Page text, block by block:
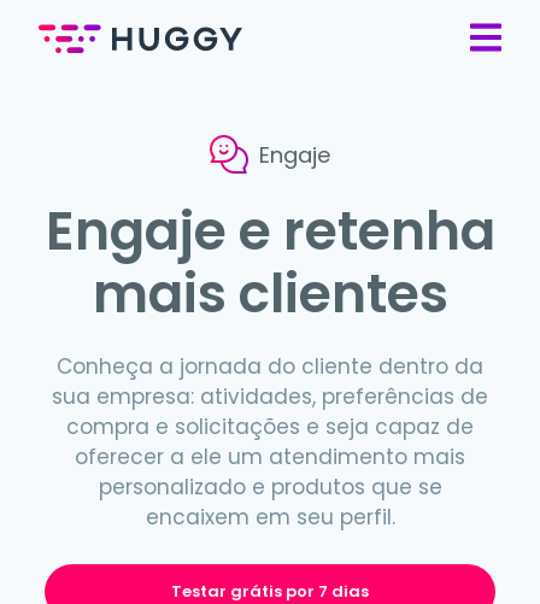
Engaje
Engaje e retenha
mais clientes
Conheça a jornada do cliente dentro da
sua empresa: atividades, preferências de
compra e solicitações e seja capaz de
oferecer a ele um atendimento mais
personalizado e produtos que se
encaixem em seu perfil.
Testar grátis por 7 dias